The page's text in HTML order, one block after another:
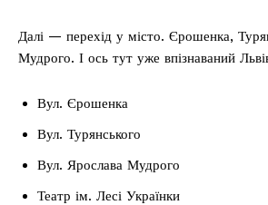
Далі — перехід у місто. Єрошенка,
Мудрого. І ось тут уже впізнаваний
Вул. Єрошенка
Вул. Турянського
Вул. Ярослава Мудрого
Театр ім. Лесі Українки